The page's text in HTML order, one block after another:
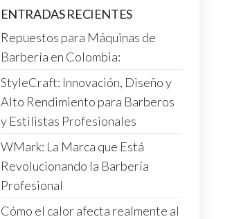
ENTRADAS RECIENTES
Repuestos para Máquinas de
Barbería en Colombia:
StyleCraft: Innovación, Diseño y
Alto Rendimiento para Barberos
y Estilistas Profesionales
WMark: La Marca que Está
Revolucionando la Barbería
Profesional
Cómo el calor afecta realmente al